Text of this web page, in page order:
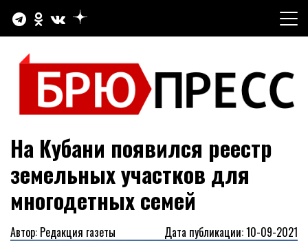
содержимому
БРЮПРЕСС
Официальный сайт газеты "Брюховецкие новости"
На Кубани появился реестр
земельных участков для
многодетных семей
Автор: Редакция газеты Дата публикации: 10-09-2021